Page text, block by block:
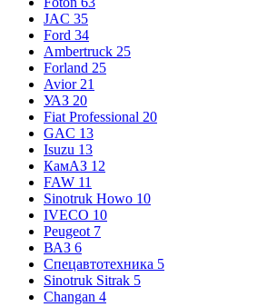
JAC 35
Ford 34
Ambertruck 25
Forland 25
Avior 21
УАЗ 20
Fiat Professional 20
GAC 13
Isuzu 13
КамАЗ 12
FAW 11
Sinotruk Howo 10
IVECO 10
Peugeot 7
ВАЗ 6
Спецавтотехника 5
Sinotruk Sitrak 5
Changan 4